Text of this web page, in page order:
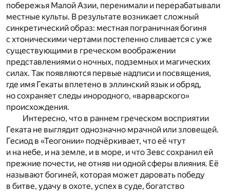
побережья Малой Азии, перенимали и перерабатывали
местные культы. В результате возникает сложный
синкретический образ: местная пограничная богиня
с хтоническими чертами постепенно сливается с уже
существующими в греческом воображении
представлениями о ночных, подземных и магических
силах. Так появляются первые надписи и посвящения,
где имя Гекаты вплетено в эллинский язык и обряд,
но сохраняет следы инородного, «варварского»
происхождения.
Интересно, что в раннем греческом восприятии
Геката не выглядит однозначно мрачной или зловещей.
Гесиод в «Теогонии» подчёркивает, что её чтут
и на небе, и на земле, и в море, и что Зевс сохранил ей
прежние почести, не отняв ни одной сферы влияния. Её
называют богиней, которая может даровать победу
в битве, удачу в охоте, успех в суде, богатство